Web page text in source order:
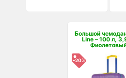
Большой
Line – 100 л,
-20%